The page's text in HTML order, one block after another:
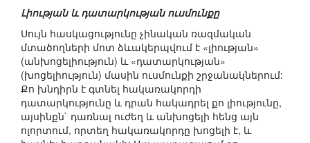
Լիության և դատարկության ուսմունքը
Սույն հասկացությունը չինական ռազմական
մտածողների մոտ ձևակերպվում է «լիության»
(անխոցելիություն) և «դատարկության»
(խոցելիություն) մասին ուսմունքի շրջանակներում:
Քո խնդիրն է գտնել հակառակորդի
դատարկությունը և դրան հակադրել քո լիությունը,
այսինքն` դառնալ ուժեղ և անխոցելի հենց այն
ոլորտում, որտեղ հակառակորդը խոցելի է, և